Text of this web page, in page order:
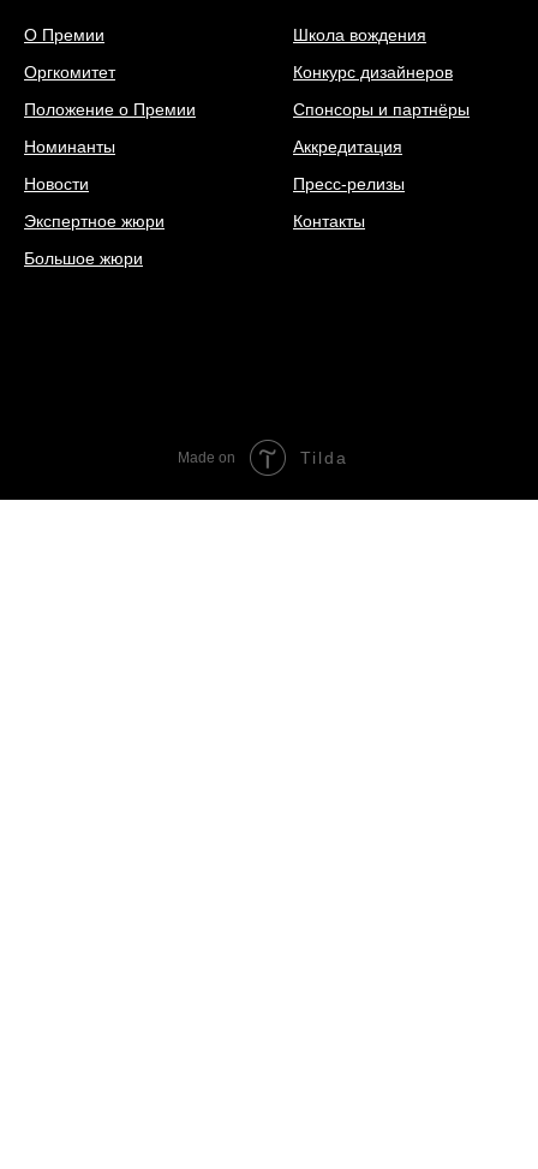
О Премии
Оргкомитет
Положение о Премии
Номинанты
Новости
Экспертное жюри
Большое жюри
Школа вождения
Конкурс дизайнеров
Спонсоры и партнёры
Аккредитация
Пресс-релизы
Контакты
Made on Tilda